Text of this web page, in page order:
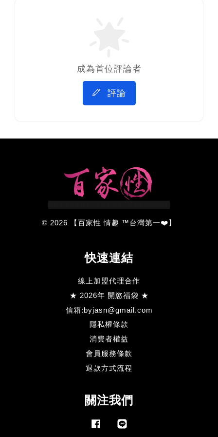
成為首位評論者
評論
© 2026 【百家性 情趣 ™台灣第一❤️】
快速連結
線上加盟代理合作
★ 2026年 開慾福袋 ★
信箱:byjasn@gmail.com
隱私權條款
消費者權益
會員服務條款
退款方式流程
關注我們
Facebook